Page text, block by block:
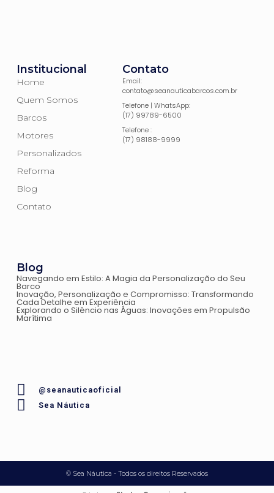
@seanauticaoficial
Sea Náutica
Institucional
Home
Quem Somos
Barcos
Motores
Personalizados
Reforma
Blog
Contato
Contato
Email:
contato@seanauticabarcos.com.br
Telefone | WhatsApp:
(17) 99789-6500
Telefone :
(17) 98188-9999
Blog
Navegando em Estilo: A Magia da Personalização do Seu
Barco
Inovação, Personalização e Compromisso: Transformando
Cada Detalhe em Experiência
Explorando o Silêncio nas Águas: Inovações em Propulsão
Marítima
© Sea Náutica - Todos os direitos Reservados